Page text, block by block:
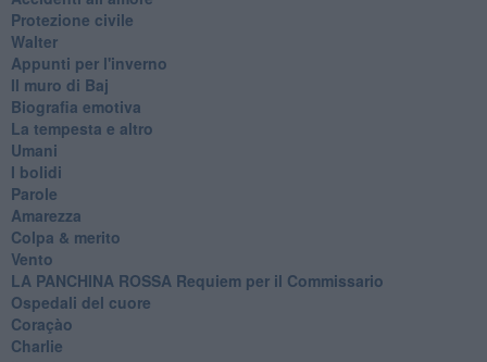
Protezione civile
Walter
Appunti per l'inverno
Il muro di Baj
Biografia emotiva
La tempesta e altro
Umani
I bolidi
Parole
Amarezza
Colpa & merito
Vento
​LA PANCHINA ROSSA Requiem per il Commissario
Ospedali del cuore
Coraçào
Charlie